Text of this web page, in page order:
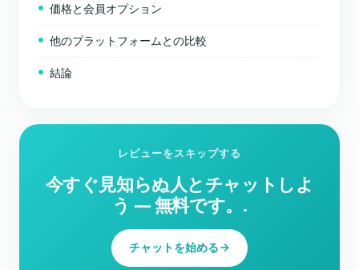
価格と会員オプション
他のプラットフォームとの比較
結論
レビューをスキップする
今すぐ見知らぬ人とチャットしよ
う ― 無料です。.
チャットを始める